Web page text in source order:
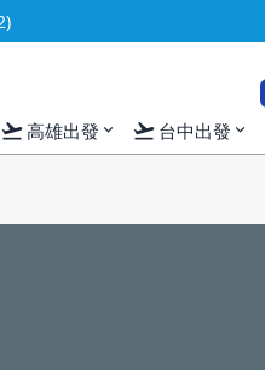
flight_takeoff高雄出發 expand_more flight_takeoff 台中出發 expand_more